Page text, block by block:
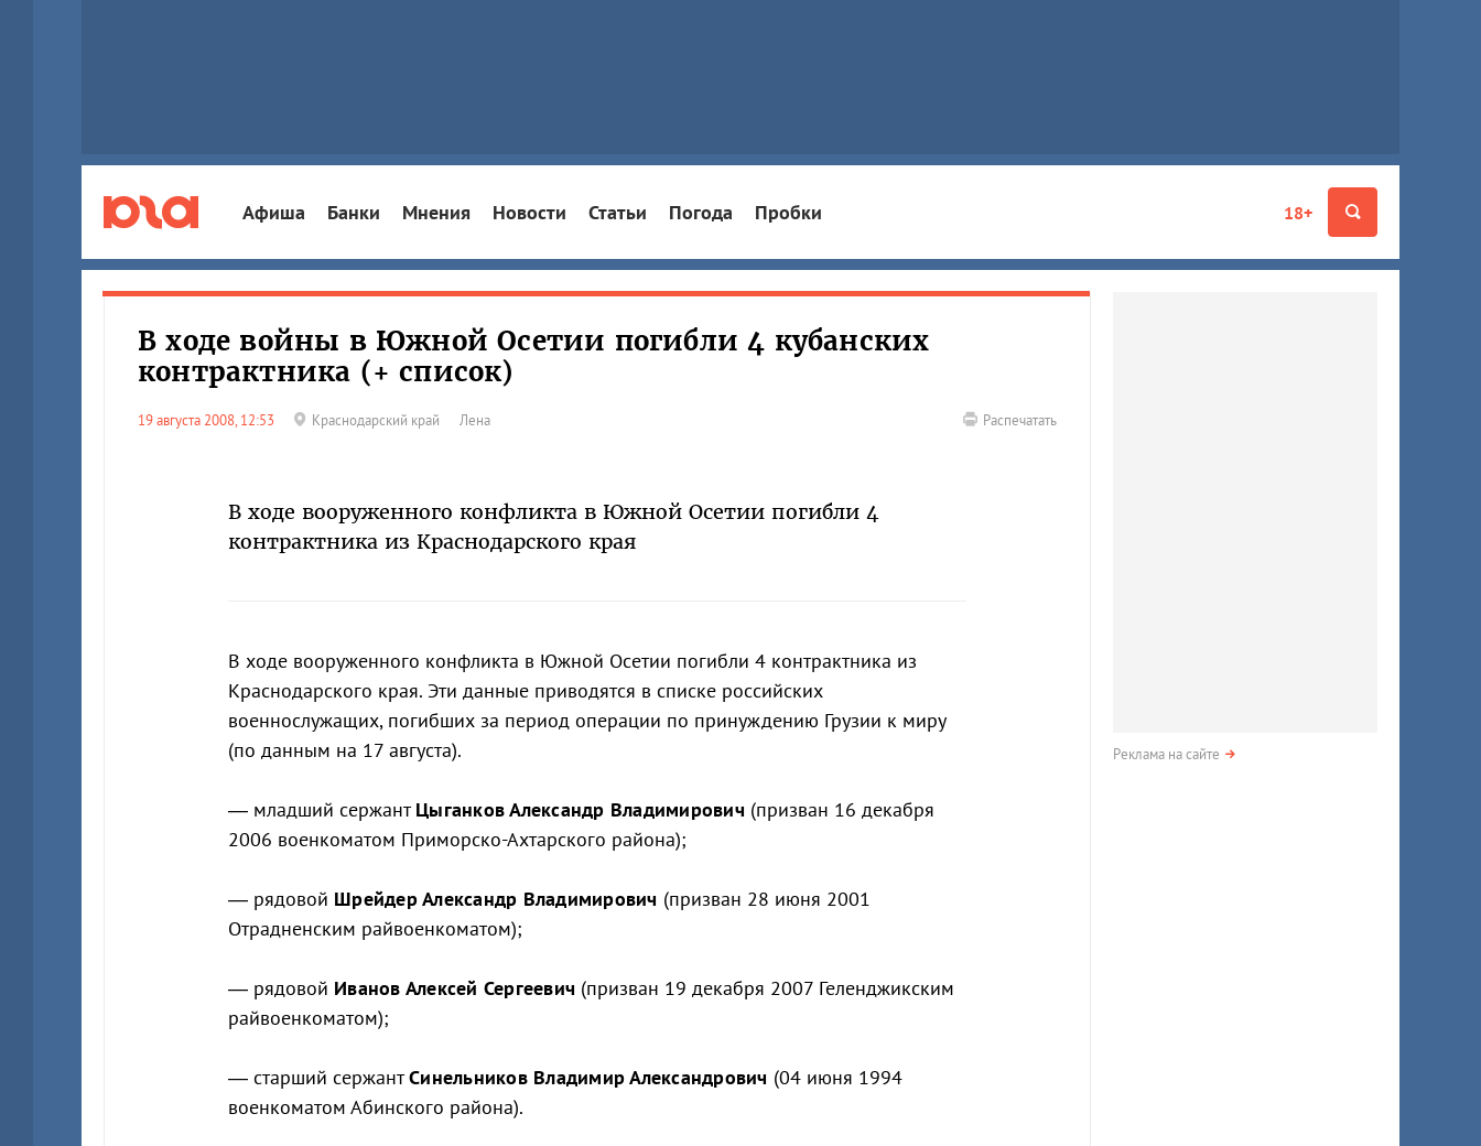
18+
Афиша Банки Мнения Новости Статьи Погода Пробки
В ходе войны в Южной Осетии погибли 4 кубанских
контрактника (+ список)
19 августа 2008, 12:53 Краснодарский край Лена Распечатать
В ходе вооруженного конфликта в Южной Осетии погибли 4
контрактника из Краснодарского края
В ходе вооруженного конфликта в Южной Осетии погибли 4 контрактника из
Краснодарского края. Эти данные приводятся в списке российских
военнослужащих, погибших за период операции по принуждению Грузии к миру
(по данным на 17 августа).
— младший сержантЦыганков Александр Владимирович (призван 16 декабря
2006 военкоматом Приморско-Ахтарского района);
— рядовой Шрейдер Александр Владимирович (призван 28 июня 2001
Отрадненским райвоенкоматом);
— рядовой Иванов Алексей Сергеевич (призван 19 декабря 2007 Геленджикским
райвоенкоматом);
— старший сержантСинельников Владимир Александрович (04 июня 1994
военкоматом Абинского района).
Реклама на сайте